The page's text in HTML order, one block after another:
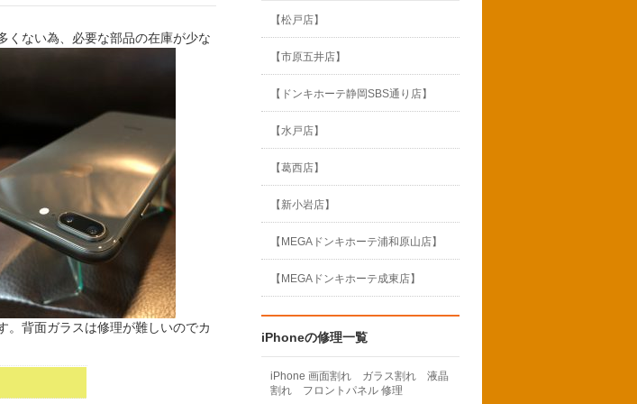
くない為、必要な部品の在庫が少な
。背面ガラスは修理が難しいのでカ
【松戸店】
【市原五井店】
【ドンキホーテ静岡SBS通り店】
【水戸店】
【葛西店】
【新小岩店】
【MEGAドンキホーテ浦和原山店】
【MEGAドンキホーテ成東店】
iPhoneの修理一覧
iPhone 画面割れ ガラス割れ 液晶
割れ フロントパネル 修理